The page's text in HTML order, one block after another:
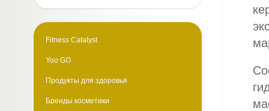
Fitness Catalyst
Yoo GO
Продукты для здоровья
Бренды косметики